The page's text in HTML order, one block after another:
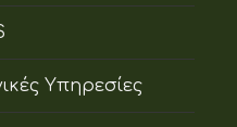
Υπηρεσίες